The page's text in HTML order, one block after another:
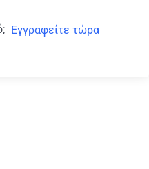
Εγγραφείτε τώρα